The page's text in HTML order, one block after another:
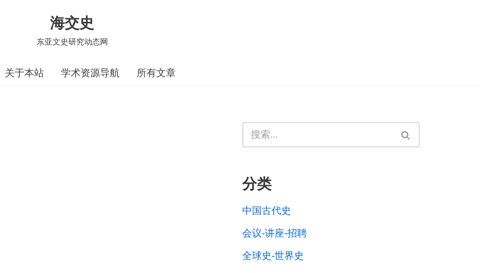
海交史
东亚文史研究动态网
关于本站 学术资源导航 所有文章
分类
中国古代史
会议-讲座-招聘
全球史-世界史